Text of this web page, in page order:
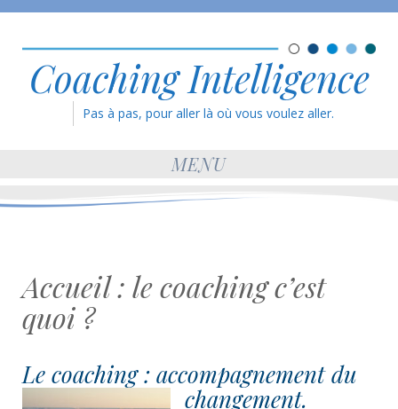
Coaching Intelligence
Pas à pas, pour aller là où vous voulez aller.
MENU
Accueil : le coaching c’est
quoi ?
Le coaching : accompagnement du
changement.